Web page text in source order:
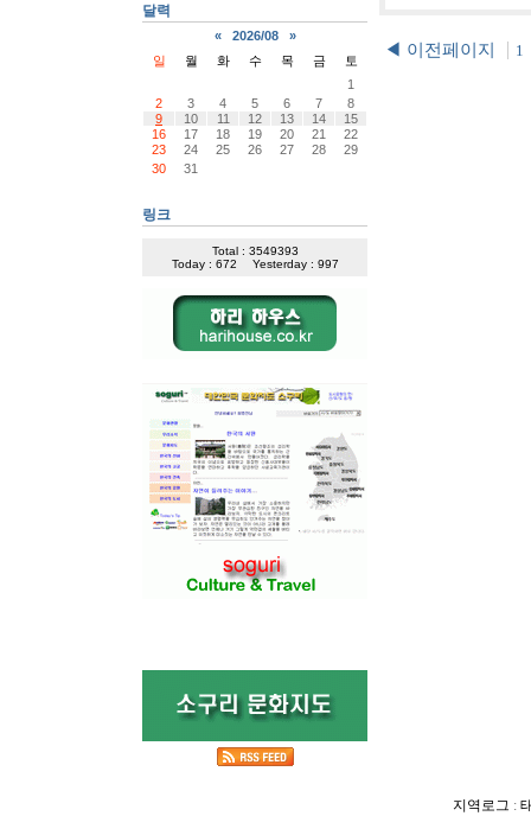
◀ 이전페이지 1
달력
« 2026/08
»
일
월 화 수 목 금
토
1
2
3 4 5 6 7
8
9
10 11 12 13 14
15
16
17 18 19 20 21
22
23
24 25 26 27 28
29
30
31
링크
Total : 3549393
Today : 672
Yesterday : 997
지역로그 :